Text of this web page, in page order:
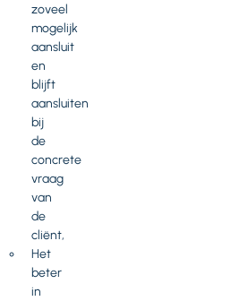
zoveel
mogelijk
aansluit
en
blijft
aansluiten
bij
de
concrete
vraag
van
de
cliënt,
Het
beter
in